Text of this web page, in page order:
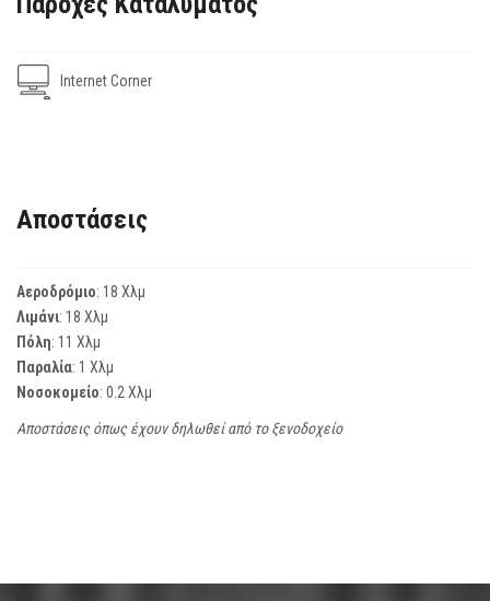
Internet Corner
Αποστάσεις
Αεροδρόμιο: 18 Χλμ
Λιμάνι: 18 Χλμ
Πόλη: 11 Χλμ
Παραλία: 1 Χλμ
Νοσοκομείο: 0.2 Χλμ
Αποστάσεις όπως έχουν δηλωθεί από το ξενοδοχείο